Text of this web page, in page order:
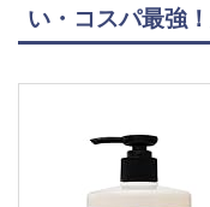
い・コスパ最強